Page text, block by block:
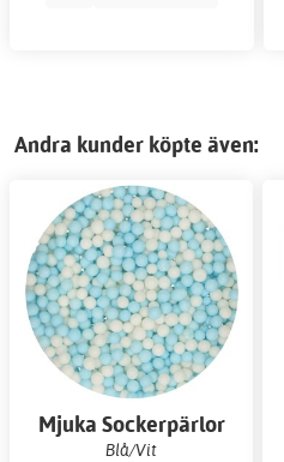
Andra kunder köpte även:
Mjuka Sockerpärlor
Blå/Vit